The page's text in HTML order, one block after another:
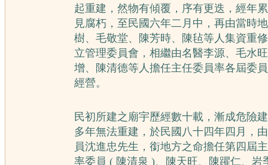
起重建，然物有傾覆，序有更迭，經年
見腐朽，至民國六年二月中，再由當時
樹、毛敬堂、陳芳時、陳毡等人集資重
立管理委員會，相繼由名醫李源、毛水
增、陳清德等人擔任主任委員率各屆委
經營。
民初所建之廟宇歷經數十載，漸成危險
多年無法重建，於民國八十四年四月，
員沈進忠先生，銜地方之命擔任第四屆
率委員 ( 陳清泉 )、陳天旺、陳躍仁、岩